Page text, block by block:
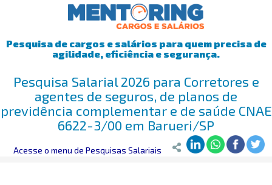
Pesquisa de cargos e salários para quem precisa de
agilidade, eficiência e segurança.
Pesquisa Salarial 2026 para Corretores e
agentes de seguros, de planos de
previdência complementar e de saúde CNAE
6622-3/00 em Barueri/SP
Mentoring>Pesquisa Salarial>Barueri/SP> Corretores e agentes
Acesse o menu de Pesquisas Salariais